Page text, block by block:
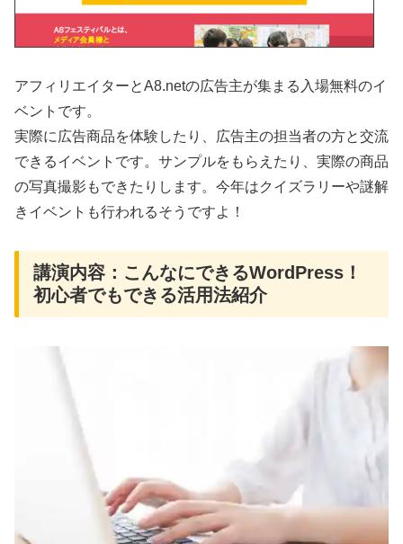
アフィリエイターとA8.netの広告主が集まる入場無料のイ
ベントです。
実際に広告商品を体験したり、広告主の担当者の方と交流
できるイベントです。サンプルをもらえたり、実際の商品
の写真撮影もできたりします。今年はクイズラリーや謎解
きイベントも行われるそうですよ！
講演内容：こんなにできるWordPress！
初心者でもできる活用法紹介